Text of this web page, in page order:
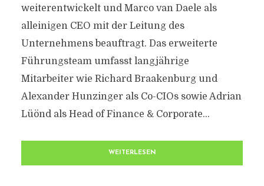
weiterentwickelt und Marco van Daele als
alleinigen CEO mit der Leitung des
Unternehmens beauftragt. Das erweiterte
Führungsteam umfasst langjährige
Mitarbeiter wie Richard Braakenburg und
Alexander Hunzinger als Co-CIOs sowie Adrian
Lüönd als Head of Finance & Corporate...
WEITERLESEN